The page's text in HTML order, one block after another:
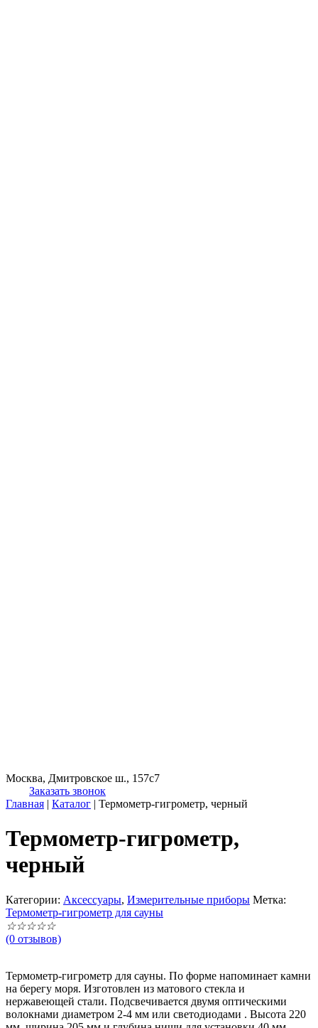
Москва, Дмитровское ш., 157с7
Заказать звонок
Главная | Каталог | Термометр-гигрометр, черный
Термометр-гигрометр,
черный
Категории: Аксессуары, Измерительные приборы Метка:
Термометр-гигрометр для сауны
☆☆☆☆☆
(0 отзывов)
Термометр-гигрометр для сауны. По форме напоминает камни
на берегу моря. Изготовлен из матового стекла и
нержавеющей стали. Подсвечивается двумя оптическими
волокнами диаметром 2-4 мм или светодиодами . Высота 220